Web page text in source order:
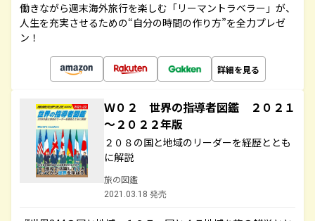
働きながら週末海外旅行を楽しむ「リーマントラベラー」が、
人生を充実させるための“自分の時間の作り方”を全力プレゼ
ン！
詳細を見る
Ｗ０２ 世界の指導者図鑑 ２０２１
～２０２２年版
２０８の国と地域のリーダーを経歴ととも
に解説
旅の図鑑
2021.03.18 発売